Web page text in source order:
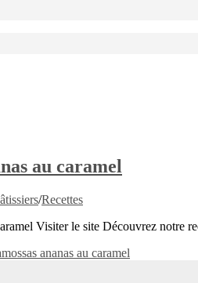
au caramel
/Recettes
Visiter le site Découvrez
ananas au caramel